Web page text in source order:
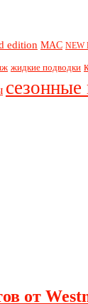
edition MAC NEW
жидкие подводки
сезонные
от